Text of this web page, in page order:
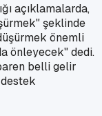
açıklamalarda,
şeklinde
önemli
önleyecek" dedi.
belli gelir